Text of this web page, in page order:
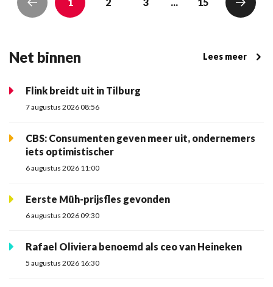
Net binnen Lees meer
Flink breidt uit in Tilburg
7 augustus 2026 08:56
CBS: Consumenten geven meer uit, ondernemers
iets optimistischer
6 augustus 2026 11:00
Eerste Müh-prijsfles gevonden
6 augustus 2026 09:30
Rafael Oliviera benoemd als ceo van Heineken
5 augustus 2026 16:30